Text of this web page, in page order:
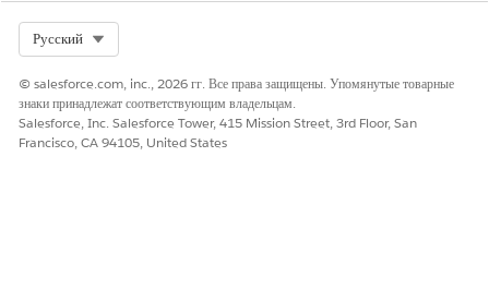
Русский
© salesforce.com, inc., 2026 гг. Все права защищены. Упомянутые товарные
знаки принадлежат соответствующим владельцам.
Salesforce, Inc. Salesforce Tower, 415 Mission Street, 3rd Floor, San
Francisco, CA 94105, United States